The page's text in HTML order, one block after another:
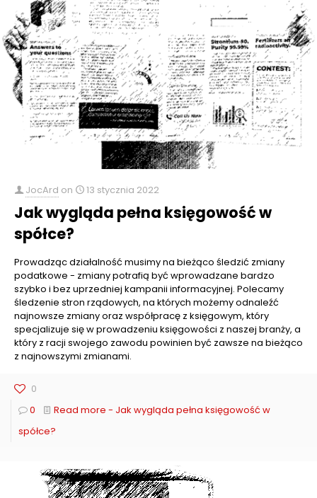
JocArd on 13 stycznia 2022
Jak wygląda pełna księgowość w
spółce?
Prowadząc działalność musimy na bieżąco śledzić zmiany
podatkowe - zmiany potrafią być wprowadzane bardzo
szybko i bez uprzedniej kampanii informacyjnej. Polecamy
śledzenie stron rządowych, na których możemy odnaleźć
najnowsze zmiany oraz współpracę z księgowym, który
specjalizuje się w prowadzeniu księgowości z naszej branży, a
który z racji swojego zawodu powinien być zawsze na bieżąco
z najnowszymi zmianami.
0
0
Read more - Jak wygląda pełna księgowość w
spółce?